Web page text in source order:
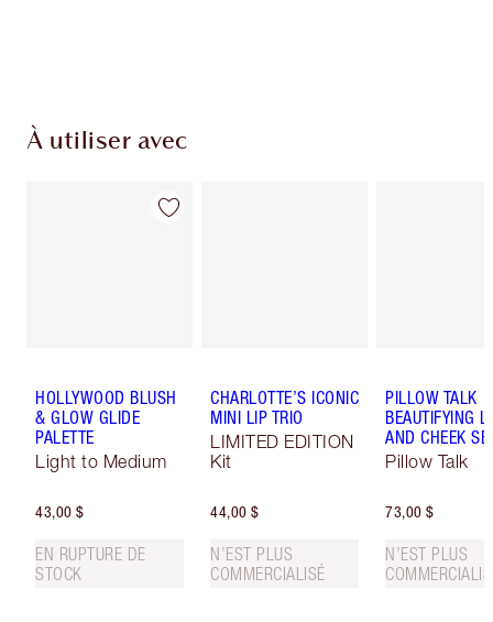
À utiliser avec
HOLLYWOOD BLUSH
& GLOW GLIDE
PALETTE
Light to Medium
43,00 $
EN RUPTURE DE
STOCK
CHARLOTTE’S ICONIC
MINI LIP TRIO
LIMITED EDITION
Kit
44,00 $
N’EST PLUS
COMMERCIALISÉ
PILLOW TALK
BEAUTIFYING
AND CHEEK
Pillow Talk
73,00 $
N’EST PLUS